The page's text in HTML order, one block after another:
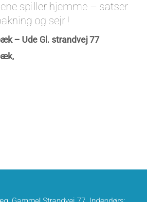
spiller hjemme – satser
og sejr !
– Ude Gl. strandvej 77